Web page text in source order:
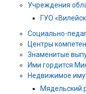
Учреждения
ГУО
Социально-
Центры
Знаменитые
Ими гордится
Недвижимое
Мядельский